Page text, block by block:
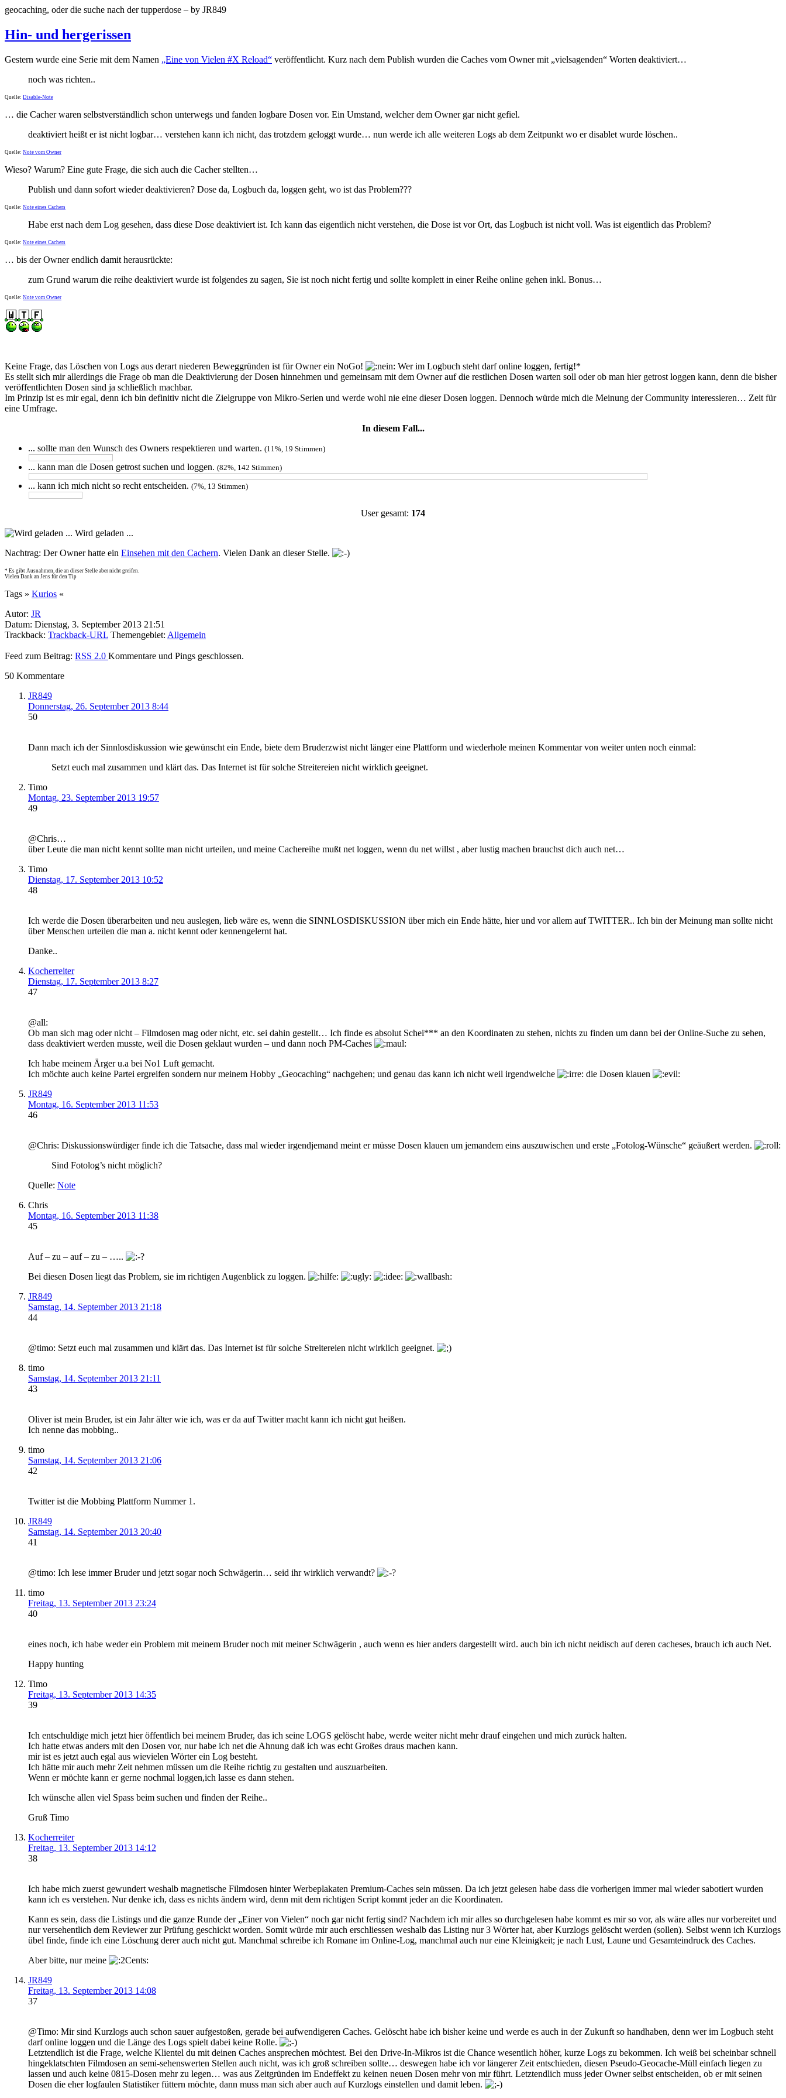
geocaching, oder die suche nach der tupperdose – by JR849
Hin- und hergerissen
Gestern wurde eine Serie mit dem Namen „Eine von Vielen #X Reload“ veröffentlicht. Kurz nach dem Publish wurden die Caches vom Owner mit „vielsagenden“ Worten deaktiviert…
noch was richten..
Quelle: Disable-Note
… die Cacher waren selbstverständlich schon unterwegs und fanden logbare Dosen vor. Ein Umstand, welcher dem Owner gar nicht gefiel.
deaktiviert heißt er ist nicht logbar… verstehen kann ich nicht, das trotzdem geloggt wurde… nun werde ich alle weiteren Logs ab dem Zeitpunkt wo er disablet wurde löschen..
Quelle: Note vom Owner
Wieso? Warum? Eine gute Frage, die sich auch die Cacher stellten…
Publish und dann sofort wieder deaktivieren? Dose da, Logbuch da, loggen geht, wo ist das Problem???
Quelle: Note eines Cachers
Habe erst nach dem Log gesehen, dass diese Dose deaktiviert ist. Ich kann das eigentlich nicht verstehen, die Dose ist vor Ort, das Logbuch ist nicht voll. Was ist eigentlich das Problem?
Quelle: Note eines Cachers
… bis der Owner endlich damit herausrückte:
zum Grund warum die reihe deaktiviert wurde ist folgendes zu sagen, Sie ist noch nicht fertig und sollte komplett in einer Reihe online gehen inkl. Bonus…
Quelle: Note vom Owner
Keine Frage, das Löschen von Logs aus derart niederen Beweggründen ist für Owner ein NoGo!
Wer im Logbuch steht darf online loggen, fertig!*
Es stellt sich mir allerdings die Frage ob man die Deaktivierung der Dosen hinnehmen und gemeinsam mit dem Owner auf die restlichen Dosen warten soll oder ob man hier getrost loggen kann, denn die bisher
veröffentlichten Dosen sind ja schließlich machbar.
Im Prinzip ist es mir egal, denn ich bin definitiv nicht die Zielgruppe von Mikro-Serien und werde wohl nie eine dieser Dosen loggen. Dennoch würde mich die Meinung der Community interessieren… Zeit für
eine Umfrage.
In diesem Fall...
... sollte man den Wunsch des Owners respektieren und warten. (11%, 19 Stimmen)
... kann man die Dosen getrost suchen und loggen. (82%, 142 Stimmen)
... kann ich mich nicht so recht entscheiden. (7%, 13 Stimmen)
User gesamt: 174
Wird geladen ...
Nachtrag: Der Owner hatte ein Einsehen mit den Cachern. Vielen Dank an dieser Stelle.
* Es gibt Ausnahmen, die an dieser Stelle aber nicht greifen.
Vielen Dank an Jens für den Tip
Tags » Kurios «
Autor: JR
Datum: Dienstag, 3. September 2013 21:51
Trackback: Trackback-URL Themengebiet: Allgemein
Feed zum Beitrag: RSS 2.0 Kommentare und Pings geschlossen.
50 Kommentare
JR849
Donnerstag, 26. September 2013 8:44
50
Dann mach ich der Sinnlosdiskussion wie gewünscht ein Ende, biete dem Bruderzwist nicht länger eine Plattform und wiederhole meinen Kommentar von weiter unten noch einmal:
Setzt euch mal zusammen und klärt das. Das Internet ist für solche Streitereien nicht wirklich geeignet.
Timo
Montag, 23. September 2013 19:57
49
@Chris…
über Leute die man nicht kennt sollte man nicht urteilen, und meine Cachereihe mußt net loggen, wenn du net willst , aber lustig machen brauchst dich auch net…
Timo
Dienstag, 17. September 2013 10:52
48
Ich werde die Dosen überarbeiten und neu auslegen, lieb wäre es, wenn die SINNLOSDISKUSSION über mich ein Ende hätte, hier und vor allem auf TWITTER.. Ich bin der Meinung man sollte nicht
über Menschen urteilen die man a. nicht kennt oder kennengelernt hat.
Danke..
Kocherreiter
Dienstag, 17. September 2013 8:27
47
@all:
Ob man sich mag oder nicht – Filmdosen mag oder nicht, etc. sei dahin gestellt… Ich finde es absolut Schei*** an den Koordinaten zu stehen, nichts zu finden um dann bei der Online-Suche zu sehen,
dass deaktiviert werden musste, weil die Dosen geklaut wurden – und dann noch PM-Caches
Ich habe meinem Ärger u.a bei No1 Luft gemacht.
Ich möchte auch keine Partei ergreifen sondern nur meinem Hobby „Geocaching“ nachgehen; und genau das kann ich nicht weil irgendwelche
die Dosen klauen
JR849
Montag, 16. September 2013 11:53
46
@Chris: Diskussionswürdiger finde ich die Tatsache, dass mal wieder irgendjemand meint er müsse Dosen klauen um jemandem eins auszuwischen und erste „Fotolog-Wünsche“ geäußert werden.
Sind Fotolog’s nicht möglich?
Quelle: Note
Chris
Montag, 16. September 2013 11:38
45
Auf – zu – auf – zu – …..
Bei diesen Dosen liegt das Problem, sie im richtigen Augenblick zu loggen.
JR849
Samstag, 14. September 2013 21:18
44
@timo: Setzt euch mal zusammen und klärt das. Das Internet ist für solche Streitereien nicht wirklich geeignet.
timo
Samstag, 14. September 2013 21:11
43
Oliver ist mein Bruder, ist ein Jahr älter wie ich, was er da auf Twitter macht kann ich nicht gut heißen.
Ich nenne das mobbing..
timo
Samstag, 14. September 2013 21:06
42
Twitter ist die Mobbing Plattform Nummer 1.
JR849
Samstag, 14. September 2013 20:40
41
@timo: Ich lese immer Bruder und jetzt sogar noch Schwägerin… seid ihr wirklich verwandt?
timo
Freitag, 13. September 2013 23:24
40
eines noch, ich habe weder ein Problem mit meinem Bruder noch mit meiner Schwägerin , auch wenn es hier anders dargestellt wird. auch bin ich nicht neidisch auf deren cacheses, brauch ich auch Net.
Happy hunting
Timo
Freitag, 13. September 2013 14:35
39
Ich entschuldige mich jetzt hier öffentlich bei meinem Bruder, das ich seine LOGS gelöscht habe, werde weiter nicht mehr drauf eingehen und mich zurück halten.
Ich hatte etwas anders mit den Dosen vor, nur habe ich net die Ahnung daß ich was echt Großes draus machen kann.
mir ist es jetzt auch egal aus wievielen Wörter ein Log besteht.
Ich hätte mir auch mehr Zeit nehmen müssen um die Reihe richtig zu gestalten und auszuarbeiten.
Wenn er möchte kann er gerne nochmal loggen,ich lasse es dann stehen.
Ich wünsche allen viel Spass beim suchen und finden der Reihe..
Gruß Timo
Kocherreiter
Freitag, 13. September 2013 14:12
38
Ich habe mich zuerst gewundert weshalb magnetische Filmdosen hinter Werbeplakaten Premium-Caches sein müssen. Da ich jetzt gelesen habe dass die vorherigen immer mal wieder sabotiert wurden
kann ich es verstehen. Nur denke ich, dass es nichts ändern wird, denn mit dem richtigen Script kommt jeder an die Koordinaten.
Kann es sein, dass die Listings und die ganze Runde der „Einer von Vielen“ noch gar nicht fertig sind? Nachdem ich mir alles so durchgelesen habe kommt es mir so vor, als wäre alles nur vorbereitet und
nur versehentlich dem Reviewer zur Prüfung geschickt worden. Somit würde mir auch erschliessen weshalb das Listing nur 3 Wörter hat, aber Kurzlogs gelöscht werden (sollen). Selbst wenn ich Kurzlogs
übel finde, finde ich eine Löschung derer auch nicht gut. Manchmal schreibe ich Romane im Online-Log, manchmal auch nur eine Kleinigkeit; je nach Lust, Laune und Gesamteindruck des Caches.
Aber bitte, nur meine
JR849
Freitag, 13. September 2013 14:08
37
@Timo: Mir sind Kurzlogs auch schon sauer aufgestoßen, gerade bei aufwendigeren Caches. Gelöscht habe ich bisher keine und werde es auch in der Zukunft so handhaben, denn wer im Logbuch steht
darf online loggen und die Länge des Logs spielt dabei keine Rolle.
Letztendlich ist die Frage, welche Klientel du mit deinen Caches ansprechen möchtest. Bei den Drive-In-Mikros ist die Chance wesentlich höher, kurze Logs zu bekommen. Ich weiß bei scheinbar schnell
hingeklatschten Filmdosen an semi-sehenswerten Stellen auch nicht, was ich groß schreiben sollte… deswegen habe ich vor längerer Zeit entschieden, diesen Pseudo-Geocache-Müll einfach liegen zu
lassen und auch keine 0815-Dosen mehr zu legen… was aus Zeitgründen im Endeffekt zu keinen neuen Dosen mehr von mir führt. Letztendlich muss jeder Owner selbst entscheiden, ob er mit seinen
Dosen die eher logfaulen Statistiker füttern möchte, dann muss man sich aber auch auf Kurzlogs einstellen und damit leben.